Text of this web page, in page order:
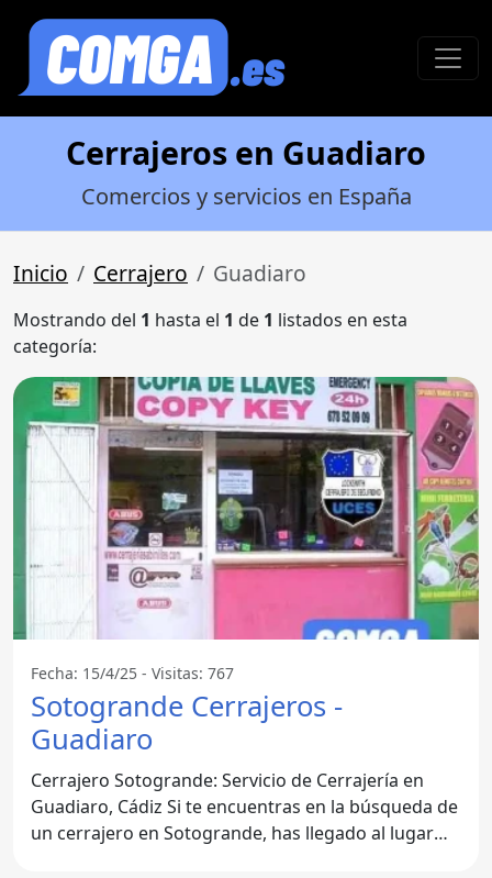
Cerrajeros en Guadiaro
Comercios y servicios en España
Inicio Cerrajero Guadiaro
Mostrando del 1 hasta el 1 de 1 listados en esta
categoría:
Fecha: 15/4/25 - Visitas: 767
Sotogrande Cerrajeros -
Guadiaro
Cerrajero Sotogrande: Servicio de Cerrajería en
Guadiaro, Cádiz Si te encuentras en la búsqueda de
un cerrajero en Sotogrande, has llegado al lugar